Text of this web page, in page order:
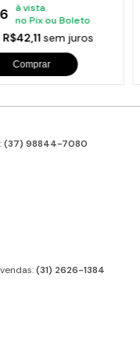
à vista
no Pix ou Boleto
R$42,11sem juros
Comprar
(37) 98844-7080
(31) 2626-1384